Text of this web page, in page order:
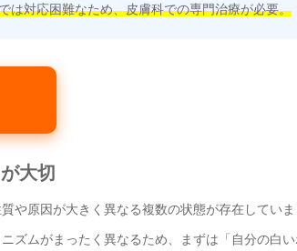
は対応困難なため、皮膚科での専門治療が必要。
大切
や原因が大きく異なる複数の状態が存在していま
ズムがまったく異なるため、まずは「自分の白